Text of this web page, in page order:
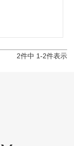
2件中 1-2件表示